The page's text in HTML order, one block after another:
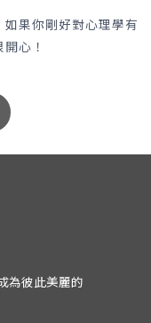
果你剛好對心理學有
心！
為彼此美麗的